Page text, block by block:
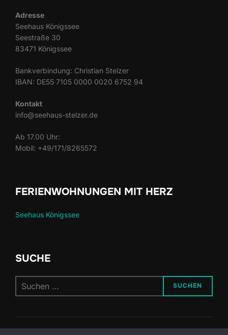
Adresse
Seehaus Königssee
Seestraße 30
83471 Königssee
Bankverbindung: Christian Stelzer
IBAN: DE55 7105 0000 0020 6752 94
Kontakt
info@seehaus-stelzer.de
Ab 17.00 Uhr:
Mobil: +49/171/8265572
FERIENWOHNUNGEN MIT HERZ
Seehaus Königssee
SUCHE
nach:
SUCHEN